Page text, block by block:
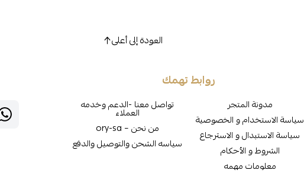
العودة إلى أعلى
روابط تهمك
مدونة المتجر
سياسة الاستخدام و الخصوصية
سياسة الاستبدال و الاسترجاع
الشروط و الأحكام
معلومات مهمه
تواصل معنا -الدعم وخدمه
العملاء
من نحن – ory-sa
سياسه الشحن والتوصيل والدفع